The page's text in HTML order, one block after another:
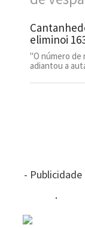
eliminoi
"O número de
adiantou a
- Publicidade